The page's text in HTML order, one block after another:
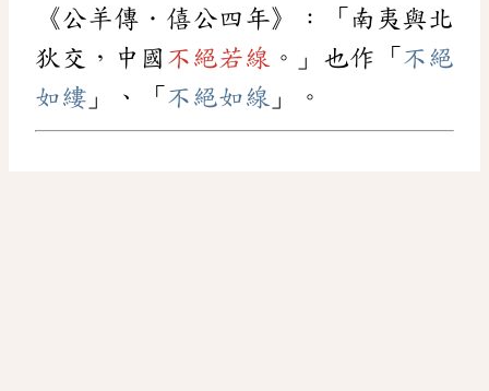
《公羊傳．僖公四年》：「南夷與北
狄交，中國 不絕若線 。」也作「 不絕
如縷 」、「 不絕如線 」。